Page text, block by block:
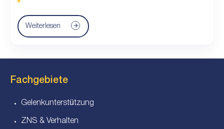
Weiterlesen
Fachgebiete
Gelenkunterstützung
ZNS & Verhalten